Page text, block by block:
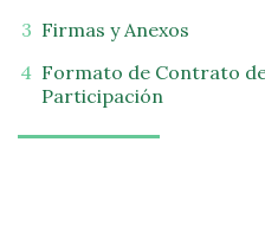
Firmas y Anexos
Formato de Contrato
Participación